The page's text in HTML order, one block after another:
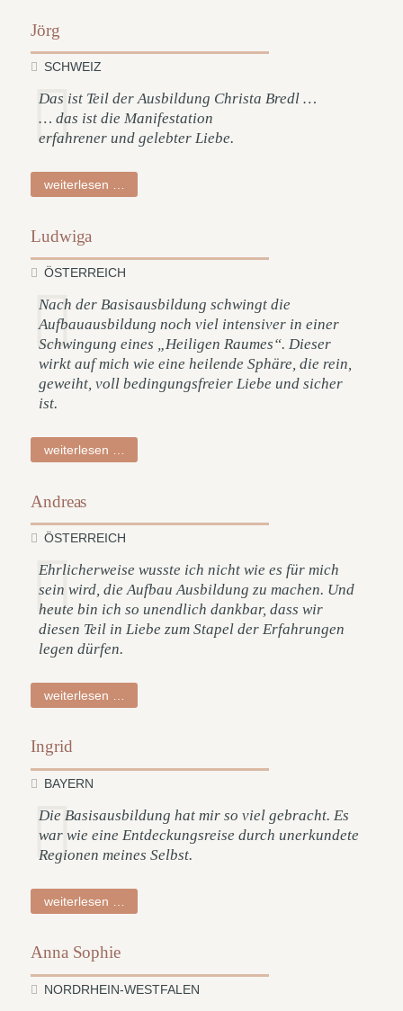
Jörg
SCHWEIZ
Das ist Teil der Ausbildung Christa Bredl …
… das ist die Manifestation
erfahrener und gelebter Liebe.
weiterlesen …
Ludwiga
ÖSTERREICH
Nach der Basisausbildung schwingt die
Aufbauausbildung noch viel intensiver in einer
Schwingung eines „Heiligen Raumes“. Dieser
wirkt auf mich wie eine heilende Sphäre, die rein,
geweiht, voll bedingungsfreier Liebe und sicher
ist.
weiterlesen …
Andreas
ÖSTERREICH
Ehrlicherweise wusste ich nicht wie es für mich
sein wird, die Aufbau Ausbildung zu machen. Und
heute bin ich so unendlich dankbar, dass wir
diesen Teil in Liebe zum Stapel der Erfahrungen
legen dürfen.
weiterlesen …
Ingrid
BAYERN
Die Basisausbildung hat mir so viel gebracht. Es
war wie eine Entdeckungsreise durch unerkundete
Regionen meines Selbst.
weiterlesen …
Anna Sophie
NORDRHEIN-WESTFALEN